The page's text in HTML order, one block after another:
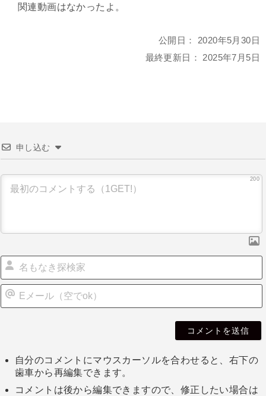
関連動画はなかったよ。
公開日： 2020年5月30日
最終更新日：2025年7月5日
申し込む
200
自分のコメントにマウスカーソルを合わせると、右下の
歯車から再編集できます。
コメントは後から編集できますので、修正したい場合は